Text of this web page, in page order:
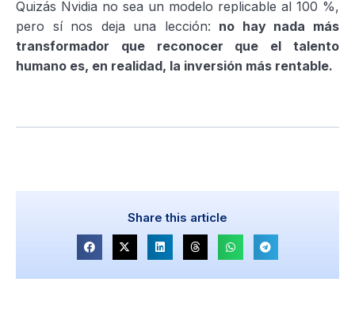
Quizás Nvidia no sea un modelo replicable al 100 %,
pero sí nos deja una lección: no hay nada más
transformador que reconocer que el talento
humano es, en realidad, la inversión más rentable.
Share this article